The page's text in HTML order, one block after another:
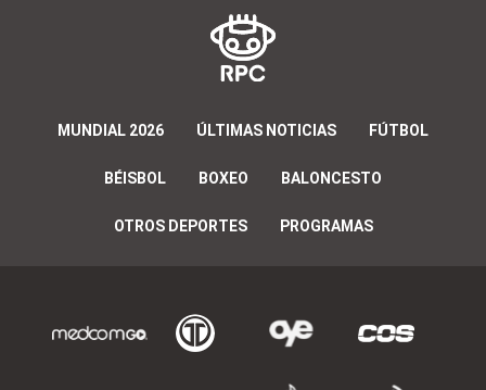
MUNDIAL 2026 ÚLTIMAS NOTICIAS FÚTBOL
BÉISBOL BOXEO BALONCESTO
OTROS DEPORTES PROGRAMAS